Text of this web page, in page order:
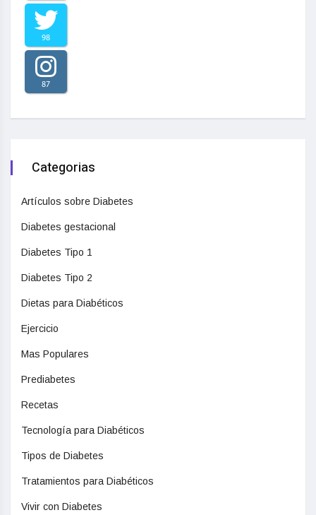
98
87
Categorias
Artículos sobre Diabetes
Diabetes gestacional
Diabetes Tipo 1
Diabetes Tipo 2
Dietas para Diabéticos
Ejercicio
Mas Populares
Prediabetes
Recetas
Tecnología para Diabéticos
Tipos de Diabetes
Tratamientos para Diabéticos
Vivir con Diabetes